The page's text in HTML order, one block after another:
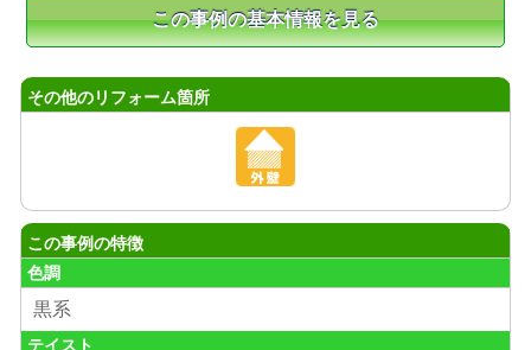
その他のリフォーム箇所
この事例の特徴
色調
黒系
テイスト